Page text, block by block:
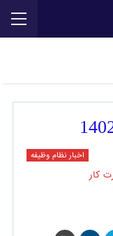
اخبار نظام وظیفه